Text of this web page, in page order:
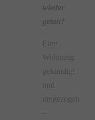
wieder
getan?
Eine
Wohnung
gekündigt
und
umgezogen